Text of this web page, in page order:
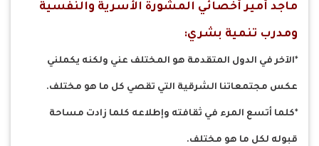
ماجد أمير أخصائي المشورة الأسرية والنفسية
ومدرب تنمية بشري:
*الآخر في الدول المتقدمة هو المختلف عني ولكنه يكملني
عكس مجتمعاتنا الشرقية التي تقصي كل ما هو مختلف.
*كلما أتسع المرء في ثقافته وإطلاعه كلما زادت مساحة
قبوله لكل ما هو مختلف.